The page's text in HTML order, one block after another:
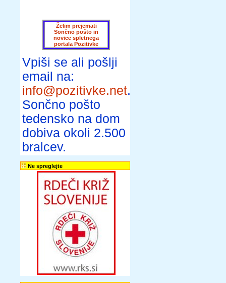
Želim prejemati
Sončno pošto in
novice spletnega
portala Pozitivke
Vpiši se ali pošlji
email na:
info@pozitivke.net.
Sončno pošto
tedensko na dom
dobiva okoli 2.500
bralcev.
Ne spreglejte